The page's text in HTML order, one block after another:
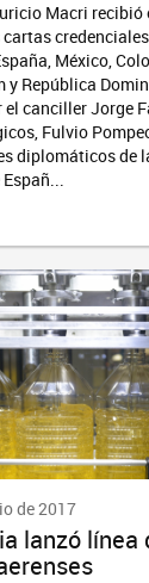
Macri recibió
México,
y República
canciller Jorge
Fulvio
diplomáticos de
de 2017
lanzó línea